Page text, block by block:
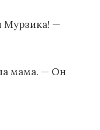
Мурзика! —
мама. — Он